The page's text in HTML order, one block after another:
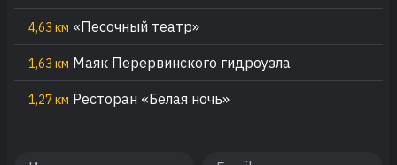
4,63 км «Песочный театр»
1,63 км Маяк Перервинского гидроузла
1,27 км Ресторан «Белая ночь»